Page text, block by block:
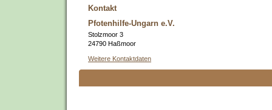
Kontakt
Pfotenhilfe-Ungarn e.V.
Stolzmoor 3
24790 Haßmoor
Weitere Kontaktdaten